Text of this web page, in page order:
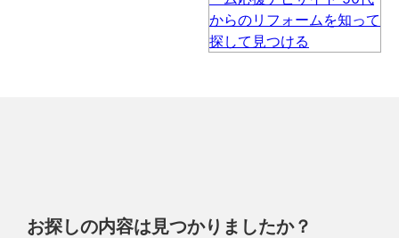
お探しの内容は見つかりましたか？